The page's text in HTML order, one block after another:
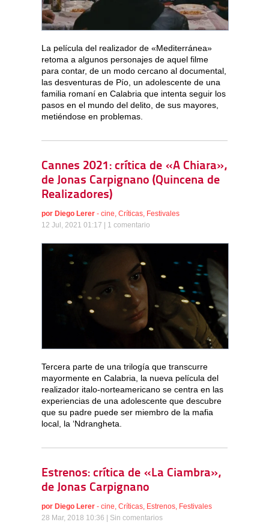
La película del realizador de «Mediterránea»
retoma a algunos personajes de aquel filme
para contar, de un modo cercano al documental,
las desventuras de Pío, un adolescente de una
familia romaní en Calabria que intenta seguir los
pasos en el mundo del delito, de sus mayores,
metiéndose en problemas.
Cannes 2021: crítica de «A Chiara»,
de Jonas Carpignano (Quincena de
Realizadores)
por Diego Lerer - cine, Críticas, Festivales
12 Jul, 2021 01:17 | 1 comentario
Tercera parte de una trilogía que transcurre
mayormente en Calabria, la nueva película del
realizador italo-norteamericano se centra en las
experiencias de una adolescente que descubre
que su padre puede ser miembro de la mafia
local, la ‘Ndrangheta.
Estrenos: crítica de «La Ciambra»,
de Jonas Carpignano
por Diego Lerer - cine Críticas Estrenos Festivales
28 Mar, 2018 10:36 | Sin comentarios